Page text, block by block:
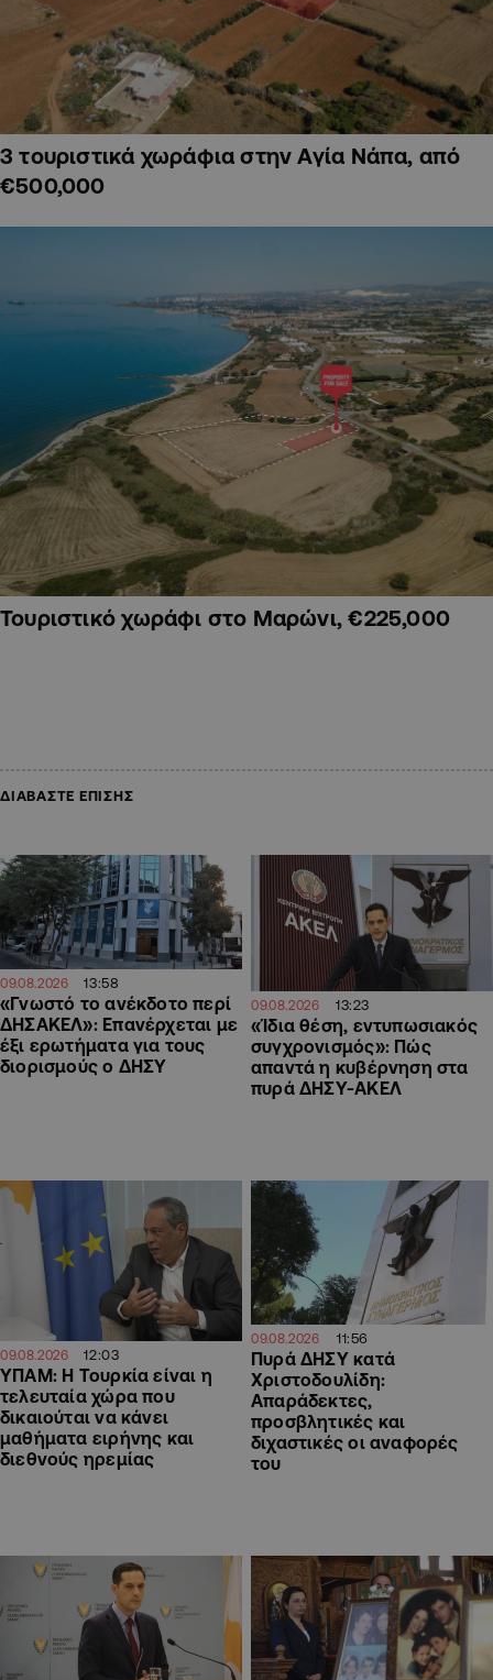
3 τουριστικά χωράφια στην Αγία Νάπα, από
€500,000
Τουριστικό χωράφι στο Μαρώνι, €225,000
ΔΙΑΒΑΣΤΕ ΕΠΙΣΗΣ
09.08.2026 13:58
«Γνωστό το ανέκδοτο περί
ΔΗΣΑΚΕΛ»: Επανέρχεται με
έξι ερωτήματα για τους
διορισμούς ο ΔΗΣΥ
09.08.2026 13:23
«Ίδια θέση, εντυπωσιακός
συγχρονισμός»: Πώς
απαντά η κυβέρνηση στα
πυρά ΔΗΣΥ-ΑΚΕΛ
09.08.2026 12:03
ΥΠΑΜ: Η Τουρκία είναι η
τελευταία χώρα που
δικαιούται να κάνει
μαθήματα ειρήνης και
διεθνούς ηρεμίας
09.08.2026 11:56
Πυρά ΔΗΣΥ κατά
Χριστοδουλίδη:
Απαράδεκτες,
προσβλητικές και
διχαστικές οι αναφορές
του